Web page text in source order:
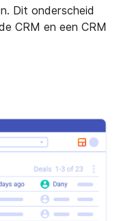
Dit onderscheid
CRM en een CRM